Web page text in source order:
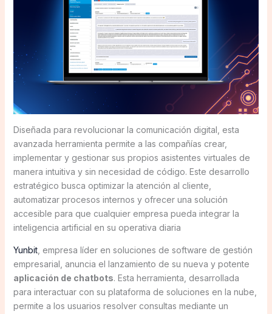
Diseñada para revolucionar la comunicación digital, esta
avanzada herramienta permite a las compañías crear,
implementar y gestionar sus propios asistentes virtuales de
manera intuitiva y sin necesidad de código. Este desarrollo
estratégico busca optimizar la atención al cliente,
automatizar procesos internos y ofrecer una solución
accesible para que cualquier empresa pueda integrar la
inteligencia artificial en su operativa diaria
Yunbit, empresa líder en soluciones de software de gestión
empresarial, anuncia el lanzamiento de su nueva y potente
aplicación de chatbots. Esta herramienta, desarrollada
para interactuar con su plataforma de soluciones en la nube,
permite a los usuarios resolver consultas mediante un